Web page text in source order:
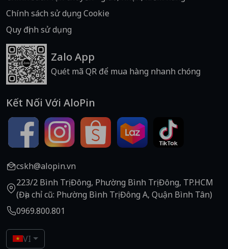
Chính sách sử dụng Cookie
Quy định sử dụng
Zalo App
Quét mã QR để mua hàng nhanh chóng
Kết Nối Với AloPin
cskh@alopin.vn
223/2 Bình Trị Đông, Phường Bình Trị Đông, TP.HCM
(Địa chỉ cũ: Phường Bình Trị Đông A, Quận Bình Tân)
0969.800.801
VI